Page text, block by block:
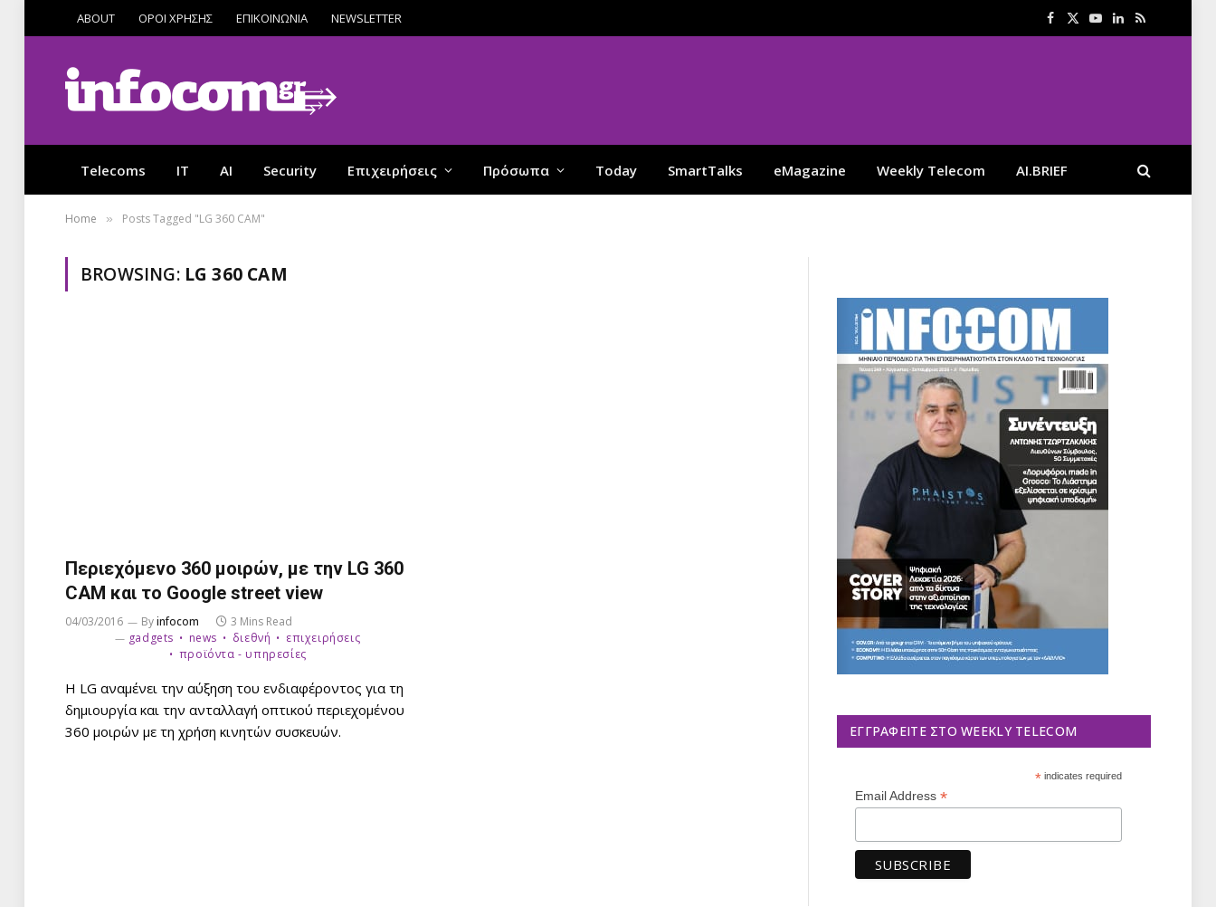
ABOUT ΟΡΟΙ ΧΡΗΣΗΣ ΕΠΙΚΟΙΝΩΝΙΑ NEWSLETTER Facebook
X
YouTube
LinkedIn
RSS
Telecoms IT AI Security Επιχειρήσεις Πρόσωπα Today SmartTalks eMagazine Weekly Telecom AI.BRIEF
Home » Posts Tagged "LG 360 CAM"
BROWSING: LG 360 CAM
Περιεχόμενο 360 μοιρών, με την LG 360
CAM και το Google street view
04/03/2016 Byinfocom
3 Mins Read
gadgets
news διεθνή
επιχειρήσεις
προϊόντα - υπηρεσίες
Η LG αναμένει την αύξηση του ενδιαφέροντος για τη
δημιουργία και την ανταλλαγή οπτικού περιεχομένου
360 μοιρών με τη χρήση κινητών συσκευών.
ΕΓΓΡΑΦΕΊΤΕ ΣΤΟ WEEKLY TELECOM
*indicates required
Email Address *